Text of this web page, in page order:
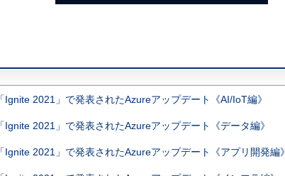
「Ignite 2021」で発表されたAzureアップデート《AI/IoT編》
「Ignite 2021」で発表されたAzureアップデート《データ編》
「Ignite 2021」で発表されたAzureアップデート《アプリ開発編》